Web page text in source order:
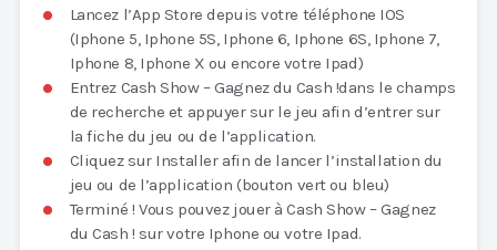
Lancez l’App Store depuis votre téléphone IOS
(Iphone 5, Iphone 5S, Iphone 6, Iphone 6S, Iphone 7,
Iphone 8, Iphone X ou encore votre Ipad)
Entrez Cash Show – Gagnez du Cash !dans le champs
de recherche et appuyer sur le jeu afin d’entrer sur
la fiche du jeu ou de l’application.
Cliquez sur Installer afin de lancer l’installation du
jeu ou de l’application (bouton vert ou bleu)
Terminé ! Vous pouvez jouer à Cash Show – Gagnez
du Cash ! sur votre Iphone ou votre Ipad.